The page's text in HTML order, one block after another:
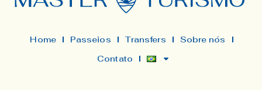
Home Passeios Transfers
Sobre nós
Contato